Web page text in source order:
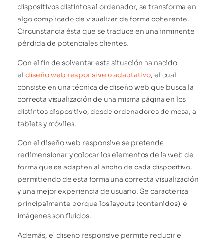
dispositivos distintos al ordenador, se transforma en
algo complicado de visualizar de forma coherente.
Circunstancia ésta que se traduce en una inminente
pérdida de potenciales clientes.
Con el fin de solventar esta situación ha nacido
el diseño web responsive o adaptativo, el cual
consiste en una técnica de diseño web que busca la
correcta visualización de una misma página en los
distintos dispositivo, desde ordenadores de mesa, a
tablets y móviles.
Con el diseño web responsive se pretende
redimensionar y colocar los elementos de la web de
forma que se adapten al ancho de cada dispositivo,
permitiendo de esta forma una correcta visualización
y una mejor experiencia de usuario. Se caracteriza
principalmente porque los layouts (contenidos) e
imágenes son fluidos.
Además, el diseño responsive permite reducir el